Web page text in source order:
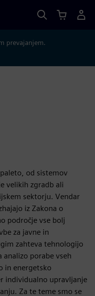
prevajanjem.
od sistemov
velikih zgradb ali
sektorju. Vendar
iz Zakona o
področje vse bolj
za javne in
zahteva tehnologijo
porabe vseh
in energetsko
individualno upravljanje
Za te teme smo se